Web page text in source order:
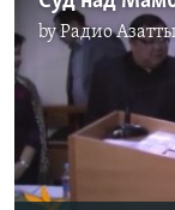
byРадио
No